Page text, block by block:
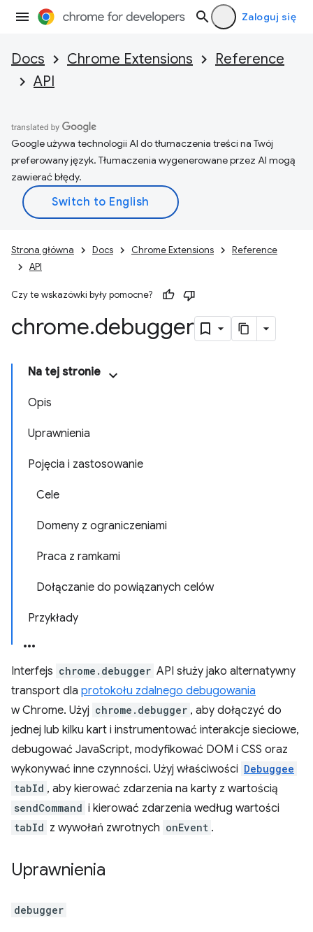
Zaloguj się
Docs Chrome Extensions
Reference
API
Google używa technologii AI do tłumaczenia treści na Twój
preferowany język. Tłumaczenia wygenerowane przez AI mogą
zawierać błędy.
Strona główna Docs Chrome Extensions
Reference
API
Czy te wskazówki były pomocne?
chrome.debugger
Na tej stronie
Opis
Uprawnienia
Pojęcia i zastosowanie
Cele
Domeny z ograniczeniami
Praca z ramkami
Dołączanie do powiązanych celów
Przykłady
Interfejs chrome.debugger API służy jako alternatywny
transport dla protokołu zdalnego debugowania
w Chrome. Użyj chrome.debugger , aby dołączyć do
jednej lub kilku kart i instrumentować interakcje sieciowe,
debugować JavaScript, modyfikować DOM i CSS oraz
wykonywać inne czynności. Użyj właściwości Debuggee
tabId , aby kierować zdarzenia na karty z wartością
sendCommand i kierować zdarzenia według wartości
tabId z wywołań zwrotnych onEvent .
Uprawnienia
debugger